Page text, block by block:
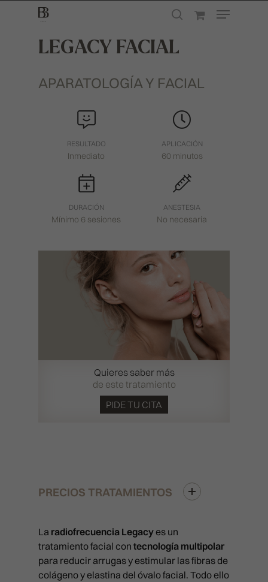
cerrar
LEGACY FACIAL
APARATOLOGÍA Y FACIAL
RESULTADO
Inmediato
APLICACIÓN
60 minutos
DURACIÓN
Mínimo 6 sesiones
ANESTESIA
No necesaria
PRECIOS TRATAMIENTOS
La radiofrecuencia Legacyes un
tratamiento facial con tecnología multipolar
para reducir arrugas y estimular las fibras de
colágeno y elastina del óvalo facial. Todo ello
Quieres saber más
de este tratamiento
PIDE TU CITA